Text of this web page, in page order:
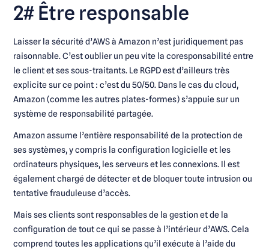
2# Être responsable
Laisser la sécurité d’AWS à Amazon n’est juridiquement pas
raisonnable. C’est oublier un peu vite la coresponsabilité entre
le client et ses sous-traitants. Le RGPD est d’ailleurs très
explicite sur ce point : c’est du 50/50. Dans le cas du cloud,
Amazon (comme les autres plates-formes) s’appuie sur un
système de responsabilité partagée.
Amazon assume l’entière responsabilité de la protection de
ses systèmes, y compris la configuration logicielle et les
ordinateurs physiques, les serveurs et les connexions. Il est
également chargé de détecter et de bloquer toute intrusion ou
tentative frauduleuse d’accès.
Mais ses clients sont responsables de la gestion et de la
configuration de tout ce qui se passe à l’intérieur d’AWS. Cela
comprend toutes les applications qu’il exécute à l’aide du